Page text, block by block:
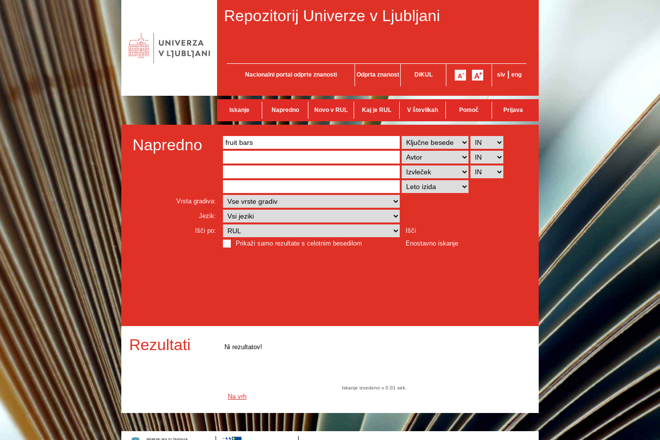
Repozitorij Univerze v Ljubljani
Nacionalni portal odprte znanosti Odprta znanost DiKUL slv eng
Iskanje Napredno Novo v RUL Kaj je RUL V številkah Pomoč Prijava
Napredno
Vrsta gradiva:
Jezik:
Išči po:
Išči
Prikaži samo rezultate s celotnim besedilom
Enostavno iskanje
Rezultati Ni rezultatov!
Iskanje izvedeno v 0.01 sek.
Na vrh